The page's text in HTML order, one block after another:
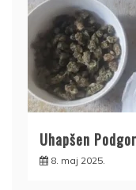
Uhapšen
8. maj 2025.